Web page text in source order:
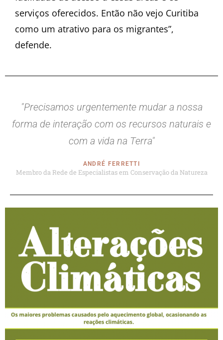
serviços oferecidos. Então não vejo Curitiba
como um atrativo para os migrantes”,
defende.
"Precisamos urgentemente mudar a nossa
forma de interação com os recursos naturais e
com a vida na Terra"
ANDRÉ FERRETTI
Membro da Rede de Especialistas em Conservação da Natureza